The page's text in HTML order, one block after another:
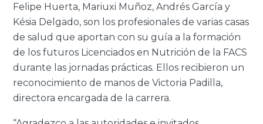
Felipe Huerta, Mariuxi Muñoz, Andrés García y
Késia Delgado, son los profesionales de varias casas
de salud que aportan con su guía a la formación
de los futuros Licenciados en Nutrición de la FACS
durante las jornadas prácticas. Ellos recibieron un
reconocimiento de manos de Victoria Padilla,
directora encargada de la carrera.